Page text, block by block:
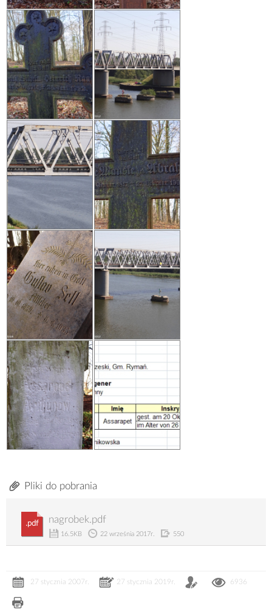
Pliki do pobrania
.pdf nagrobek.pdf
16.5KB 22 września 2017r. 550
27 stycznia 2007r. 27 stycznia 2019r. 6936